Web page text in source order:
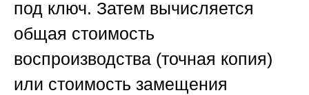
под ключ. Затем вычисляется
общая стоимость
воспроизводства (точная копия)
или стоимость замещения